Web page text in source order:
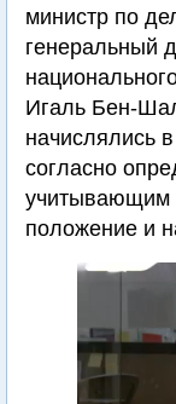
министр по
генеральный
Игаль Бен-
начислялись
согласно
учитывающим
положение и